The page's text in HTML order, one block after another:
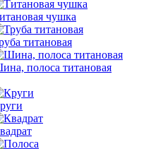
чушка
титановая
полоса титановая